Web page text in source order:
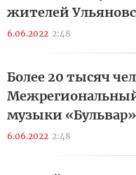
жителей
6.06.2022 2:48
Более 20 тысяч
музыки
6.06.2022 2:48